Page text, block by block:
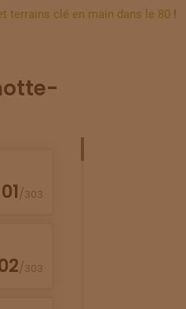
terrains clé en main dans le 80 !
01/303
/303